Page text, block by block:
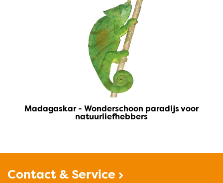
Madagaskar - Wonderschoon paradijs voor
natuurliefhebbers
Contact & Service